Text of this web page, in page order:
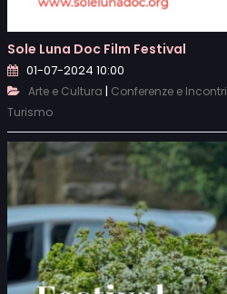
Sole Luna Doc Film Festival
01-07-2024 10:00
Arte e Cultura | Conferenze e Incontri
Turismo